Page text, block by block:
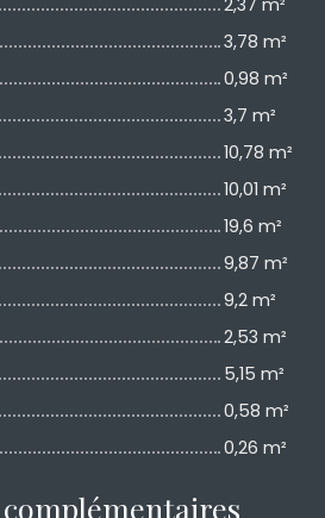
3,78 m²
0,98 m²
3,7 m²
10,78 m²
10,01 m²
19,6 m²
9,87 m²
9,2 m²
2,53 m²
5,15 m²
0,58 m²
0,26 m²